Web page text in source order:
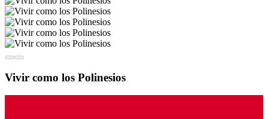
Vivir como los Polinesios